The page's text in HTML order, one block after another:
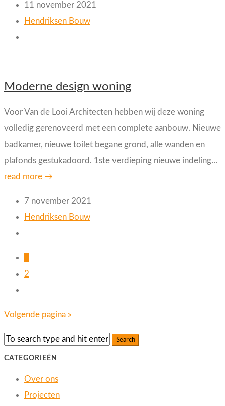
11 november 2021
Hendriksen Bouw
Moderne design woning
Voor Van de Looi Architecten hebben wij deze woning
volledig gerenoveerd met een complete aanbouw. Nieuwe
badkamer, nieuwe toilet begane grond, alle wanden en
plafonds gestukadoord. 1ste verdieping nieuwe indeling...
read more →
7 november 2021
Hendriksen Bouw
2
Volgende pagina »
CATEGORIEËN
Over ons
Projecten